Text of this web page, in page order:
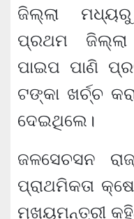
ଜିଲ୍ଲା
ପ୍ରଥମ ଜିଲ୍ଲା
ପାଇପ ପାଣି
ଟଙ୍କା ଖର୍ଚ୍ଚ
ଦେଇଥିଲେ।
ଜଳସେଚସନ
ପ୍ରାଥମିକତା
ମୁଖ୍ୟମନ୍ତ୍ରୀ